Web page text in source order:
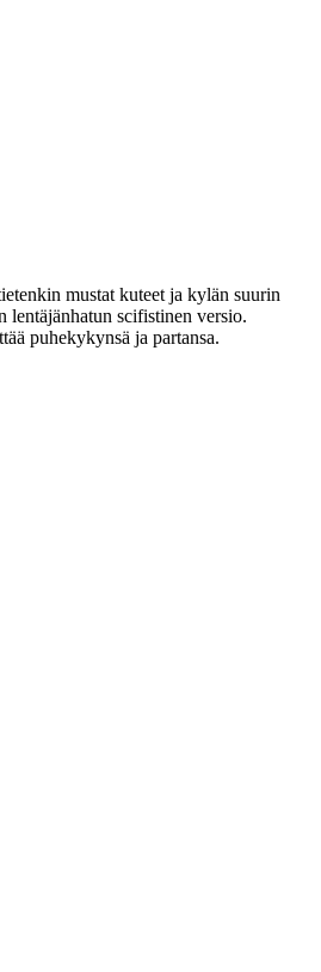
mustat kuteet ja kylän suurin
lentäjänhatun scifistinen versio.
puhekykynsä ja partansa.